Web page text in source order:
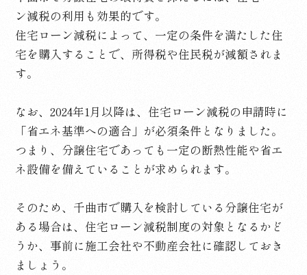
ン減税の利用も効果的です。
住宅ローン減税によって、一定の条件を満たした住
宅を購入することで、所得税や住民税が減額されま
す。
なお、2024年1 月以降は、住宅ローン減税の申請時に
「省エネ基準への適合」が必須条件となりました。
つまり、分譲住宅であっても一定の断熱性能や省エ
ネ設備を備えていることが求められます。
そのため、千曲市で購入を検討している分譲住宅が
ある場合は、住宅ローン減税制度の対象となるかど
うか、事前に施工会社や不動産会社に確認しておき
ましょう。